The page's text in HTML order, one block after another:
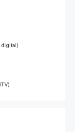
digital)